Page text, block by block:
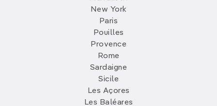
New York
Paris
Pouilles
Provence
Rome
Sardaigne
Sicile
Les Açores
Les Baléares